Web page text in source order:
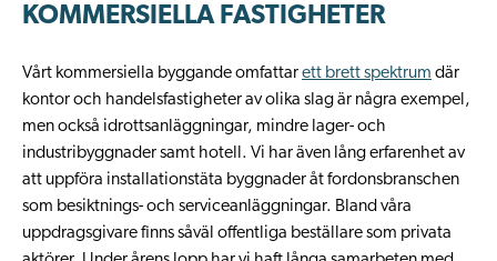
KOMMERSIELLA FASTIGHETER
Vårt kommersiella byggande omfattarett brett spektrum där
kontor och handelsfastigheter av olika slag är några exempel,
men också idrottsanläggningar, mindre lager- och
industribyggnader samt hotell. Vi har även lång erfarenhet av
att uppföra installationstäta byggnader åt fordonsbranschen
som besiktnings- och serviceanläggningar. Bland våra
uppdragsgivare finns såväl offentliga beställare som privata